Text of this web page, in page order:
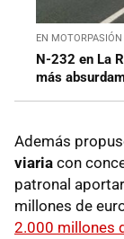
EN MOTORPASIÓN
N-232 en La
más
Además
viaria con
patronal
millones de
2.000 millones